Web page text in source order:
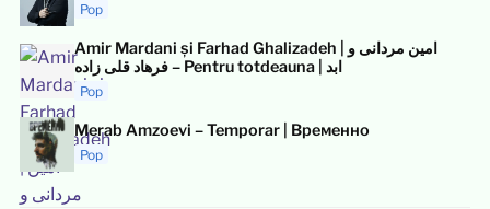
Pop
Amir Mardani și Farhad Ghalizadeh | امین مردانی و
فرهاد قلی زاده – Pentru totdeauna | ابد
Pop
Merab Amzoevi – Temporar | Временно
Pop